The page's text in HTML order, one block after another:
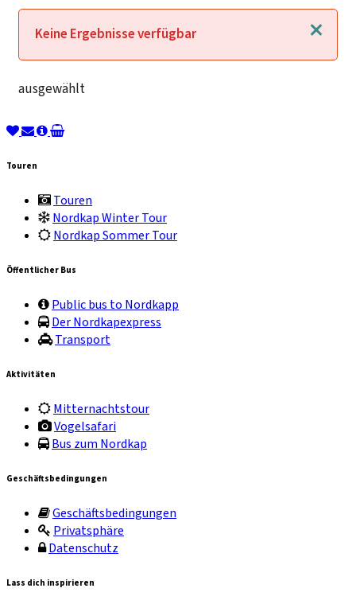
Schließen
Keine Ergebnisse verfügbar
ausgewählt
Touren
Touren
Nordkap Winter Tour
Nordkap Sommer Tour
Öffentlicher Bus
Public bus to Nordkapp
Der Nordkapexpress
Transport
Aktivitäten
Mitternachtstour
Vogelsafari
Bus zum Nordkap
Geschäftsbedingungen
Geschäftsbedingungen
Privatsphäre
Datenschutz
Lass dich inspirieren